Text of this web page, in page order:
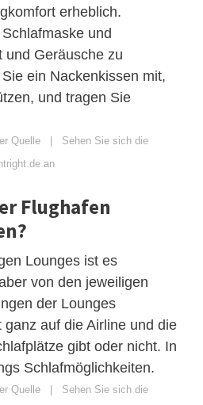
erheblich.
und
und Geräusche zu
ein Nackenkissen mit,
und tragen Sie
Quelle | Sehen Sie sich die
an
Flughafen
Lounges ist es
von den jeweiligen
der Lounges
auf die Airline und die
gibt oder nicht. In
Schlafmöglichkeiten.
Quelle | Sehen Sie sich die